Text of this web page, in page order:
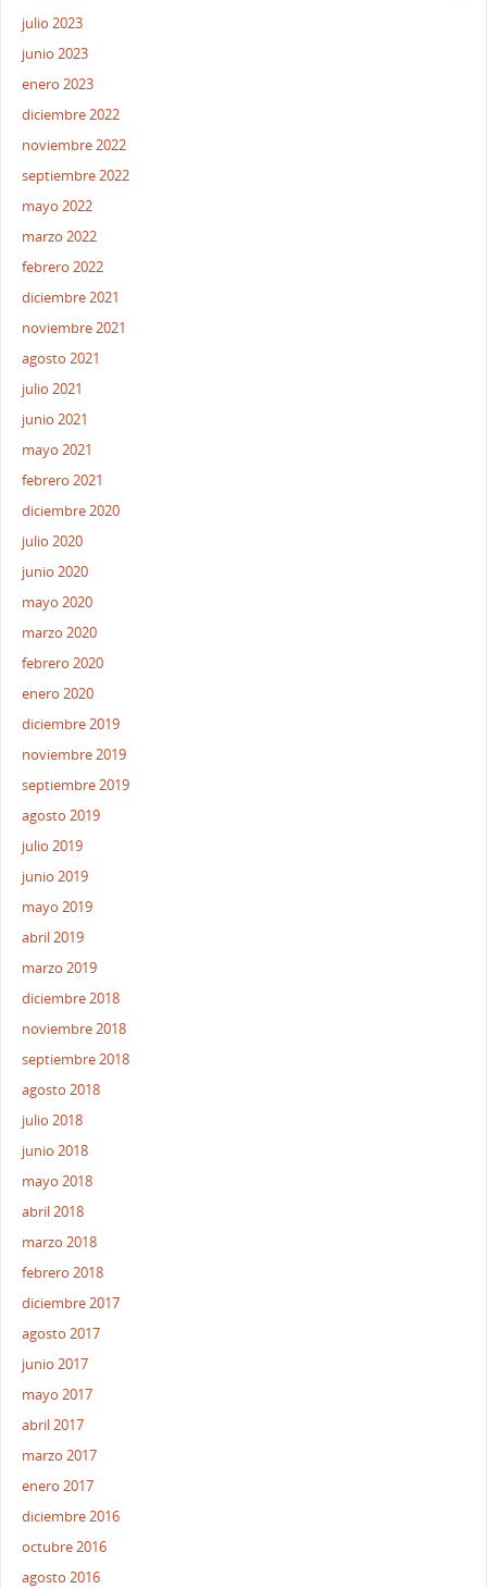
julio 2023
junio 2023
enero 2023
diciembre 2022
noviembre 2022
septiembre 2022
mayo 2022
marzo 2022
febrero 2022
diciembre 2021
noviembre 2021
agosto 2021
julio 2021
junio 2021
mayo 2021
febrero 2021
diciembre 2020
julio 2020
junio 2020
mayo 2020
marzo 2020
febrero 2020
enero 2020
diciembre 2019
noviembre 2019
septiembre 2019
agosto 2019
julio 2019
junio 2019
mayo 2019
abril 2019
marzo 2019
diciembre 2018
noviembre 2018
septiembre 2018
agosto 2018
julio 2018
junio 2018
mayo 2018
abril 2018
marzo 2018
febrero 2018
diciembre 2017
agosto 2017
junio 2017
mayo 2017
abril 2017
marzo 2017
enero 2017
diciembre 2016
octubre 2016
agosto 2016